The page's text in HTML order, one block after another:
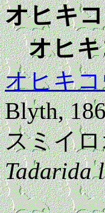
オヒキ
オヒ
オヒキ
Blyth,
スミイ
Tadarida